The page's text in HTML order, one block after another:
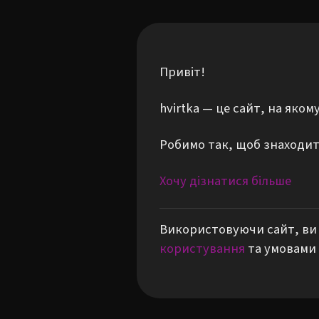
Привіт!
hvirtka — це сайт, на
Робимо так, щоб
Хочу дізнатися більше
Використовуючи сайт,
користування та умовами